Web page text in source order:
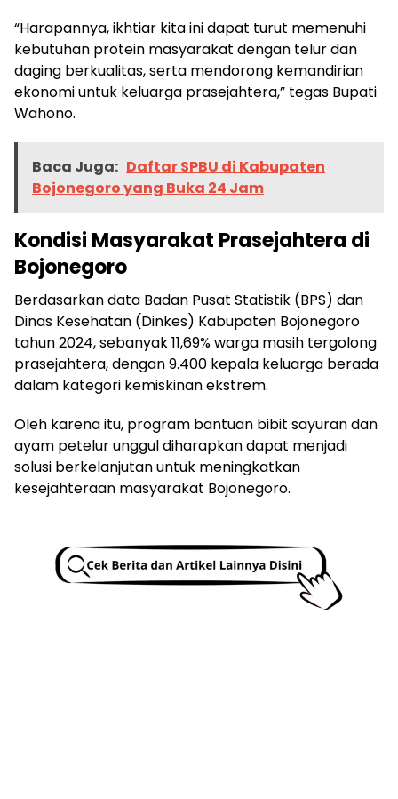
“Harapannya, ikhtiar kita ini dapat turut memenuhi
kebutuhan protein masyarakat dengan telur dan
daging berkualitas, serta mendorong kemandirian
ekonomi untuk keluarga prasejahtera,” tegas Bupati
Wahono.
Baca Juga: Daftar SPBU di Kabupaten
Bojonegoro yang Buka 24 Jam
Kondisi Masyarakat Prasejahtera di
Bojonegoro
Berdasarkan data Badan Pusat Statistik (BPS) dan
Dinas Kesehatan (Dinkes) Kabupaten Bojonegoro
tahun 2024, sebanyak 11,69% warga masih tergolong
prasejahtera, dengan 9.400 kepala keluarga berada
dalam kategori kemiskinan ekstrem.
Oleh karena itu, program bantuan bibit sayuran dan
ayam petelur unggul diharapkan dapat menjadi
solusi berkelanjutan untuk meningkatkan
kesejahteraan masyarakat Bojonegoro.